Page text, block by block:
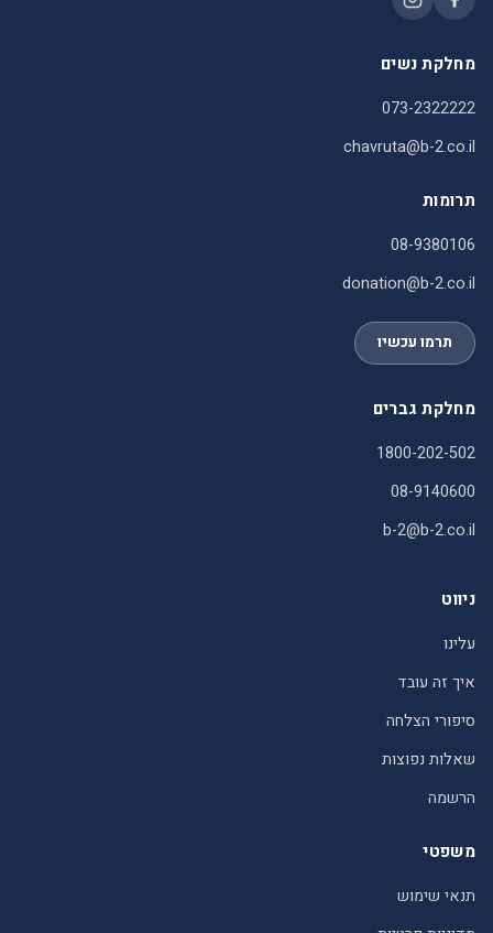
מחלקת נשים
073-2322222
chavruta@b-2.co.il
תרומות
08-9380106
donation@b-2.co.il
תרמו עכשיו
מחלקת גברים
1800-202-502
08-9140600
b-2@b-2.co.il
ניווט
עלינו
איך זה עובד
סיפורי הצלחה
שאלות נפוצות
הרשמה
משפטי
תנאי שימוש